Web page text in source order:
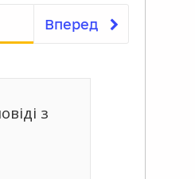
Вперед
з